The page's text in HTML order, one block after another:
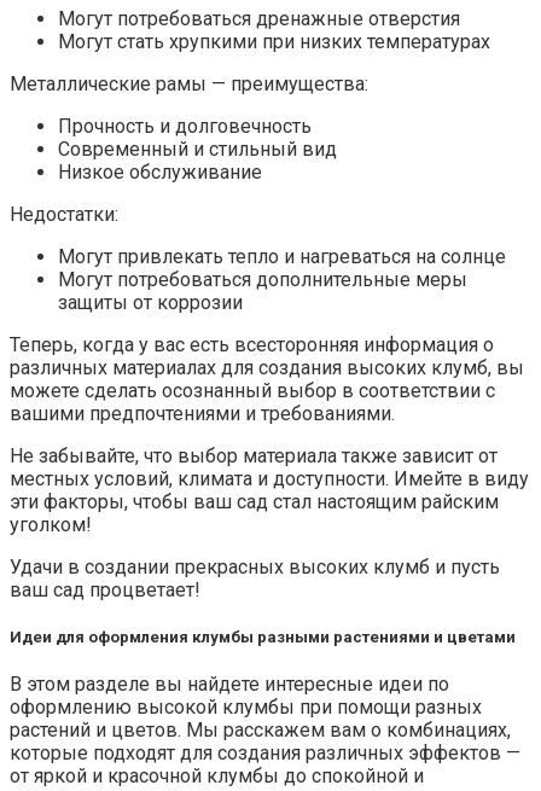
Могут потребоваться дренажные отверстия
Могут стать хрупкими при низких температурах
Металлические рамы — преимущества:
Прочность и долговечность
Современный и стильный вид
Низкое обслуживание
Недостатки:
Могут привлекать тепло и нагреваться на солнце
Могут потребоваться дополнительные меры
защиты от коррозии
Теперь, когда у вас есть всесторонняя информация о
различных материалах для создания высоких клумб, вы
можете сделать осознанный выбор в соответствии с
вашими предпочтениями и требованиями.
Не забывайте, что выбор материала также зависит от
местных условий, климата и доступности. Имейте в виду
эти факторы, чтобы ваш сад стал настоящим райским
уголком!
Удачи в создании прекрасных высоких клумб и пусть
ваш сад процветает!
Идеи для оформления клумбы разными растениями и цветами
В этом разделе вы найдете интересные идеи по
оформлению высокой клумбы при помощи разных
растений и цветов. Мы расскажем вам о комбинациях,
которые подходят для создания различных эффектов —
от яркой и красочной клумбы до спокойной и